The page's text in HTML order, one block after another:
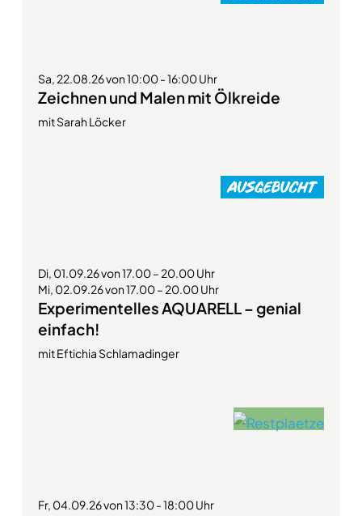
Sa, 22.08.26 von 10:00 - 16:00 Uhr
Zeichnen und Malen mit Ölkreide
mit Sarah Löcker
Di, 01.09.26 von 17.00 – 20.00 Uhr
Mi, 02.09.26 von 17.00 – 20.00 Uhr
Experimentelles AQUARELL – genial
einfach!
mit Eftichia Schlamadinger
Fr, 04.09.26 von 13:30 - 18:00 Uhr